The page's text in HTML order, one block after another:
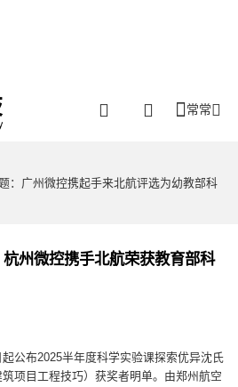
常常
：广州微控携起手来北航评选为幼教部科
州微控携手北航荣获教育部科
公布2025半年度科学实验课探索优异沈氏
项目工程技巧）获奖者明单。由郑州航空